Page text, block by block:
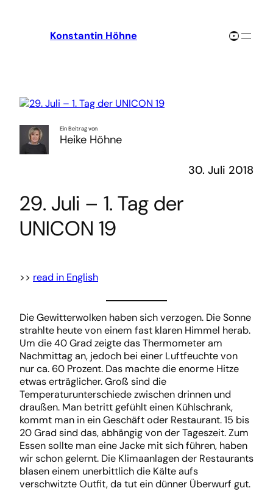
Konstantin Höhne YouTube-Channel
Ein Beitrag von
Heike Höhne
30. Juli 2018
29. Juli – 1. Tag der
UNICON 19
>> read in English
Die Gewitterwolken haben sich verzogen. Die Sonne
strahlte heute von einem fast klaren Himmel herab.
Um die 40 Grad zeigte das Thermometer am
Nachmittag an, jedoch bei einer Luftfeuchte von
nur ca. 60 Prozent. Das machte die enorme Hitze
etwas erträglicher. Groß sind die
Temperaturunterschiede zwischen drinnen und
draußen. Man betritt gefühlt einen Kühlschrank,
kommt man in ein Geschäft oder Restaurant. 15 bis
20 Grad sind das, abhängig von der Tageszeit. Zum
Essen sollte man eine Jacke mit sich führen, haben
wir schon gelernt. Die Klimaanlagen der Restaurants
blasen einem unerbittlich die Kälte aufs
verschwitzte Outfit, da tut ein dünner Überwurf gut.